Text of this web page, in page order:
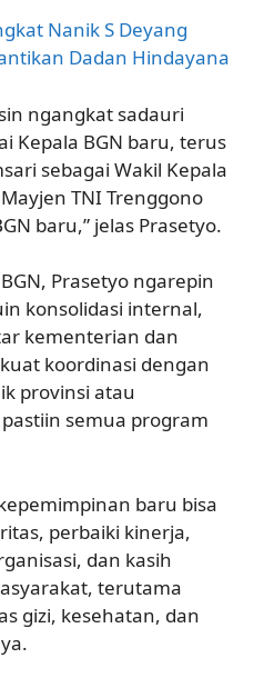
Nanik S Deyang
Dadan Hindayana
ngangkat sadauri
Kepala BGN baru, terus
sebagai Wakil Kepala
TNI Trenggono
baru,” jelas Prasetyo.
Prasetyo ngarepin
konsolidasi internal,
kementerian dan
koordinasi dengan
provinsi atau
semua program
baru bisa
perbaiki kinerja,
dan kasih
terutama
gizi, kesehatan, dan